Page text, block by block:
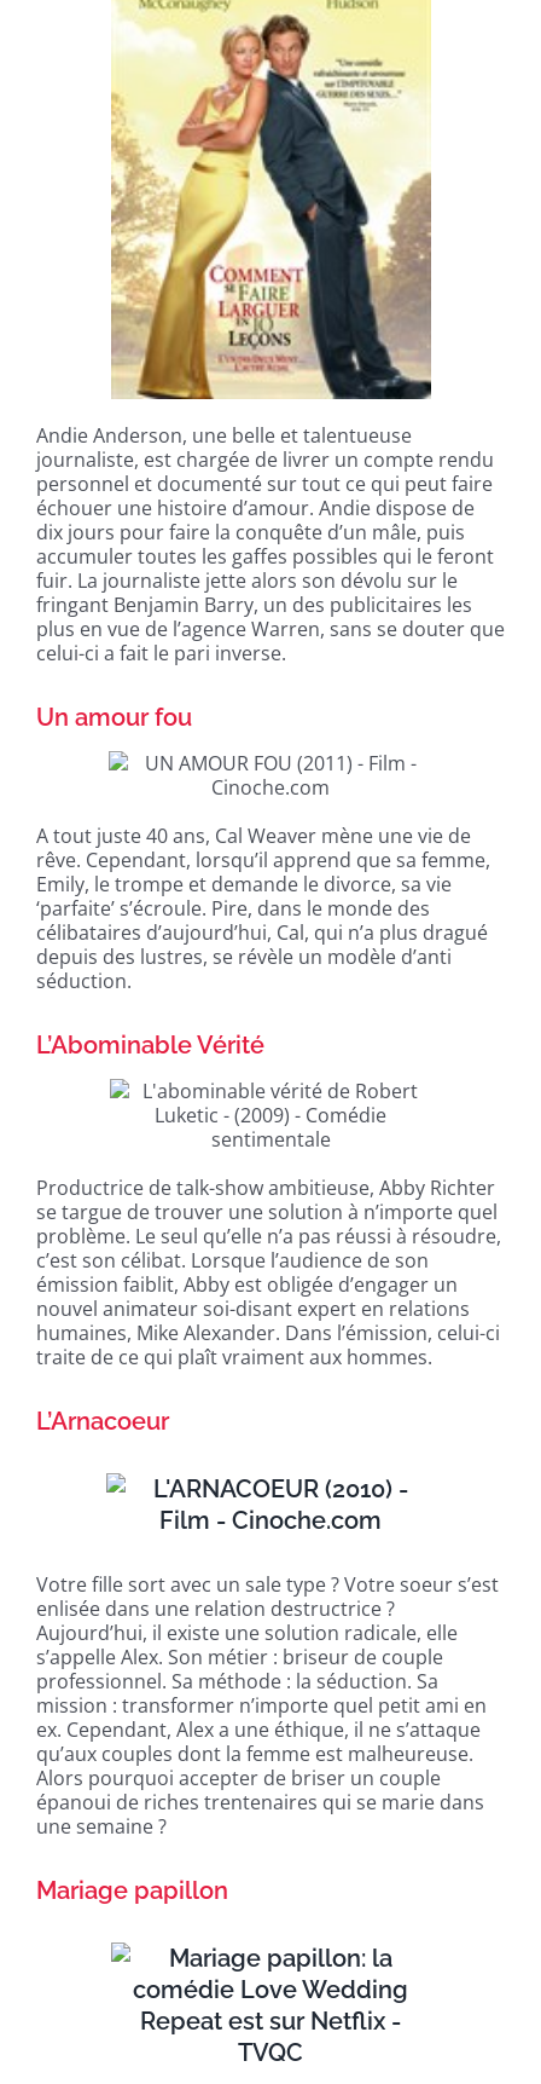
Andie Anderson, une belle et talentueuse
journaliste, est chargée de livrer un compte rendu
personnel et documenté sur tout ce qui peut faire
échouer une histoire d’amour. Andie dispose de
dix jours pour faire la conquête d’un mâle, puis
accumuler toutes les gaffes possibles qui le feront
fuir. La journaliste jette alors son dévolu sur le
fringant Benjamin Barry, un des publicitaires les
plus en vue de l’agence Warren, sans se douter que
celui-ci a fait le pari inverse.
Un amour fou
A tout juste 40 ans, Cal Weaver mène une vie de
rêve. Cependant, lorsqu’il apprend que sa femme,
Emily, le trompe et demande le divorce, sa vie
‘parfaite’ s’écroule. Pire, dans le monde des
célibataires d’aujourd’hui, Cal, qui n’a plus dragué
depuis des lustres, se révèle un modèle d’anti
séduction.
L’Abominable Vérité
Productrice de talk-show ambitieuse, Abby Richter
se targue de trouver une solution à n’importe quel
problème. Le seul qu’elle n’a pas réussi à résoudre,
c’est son célibat. Lorsque l’audience de son
émission faiblit, Abby est obligée d’engager un
nouvel animateur soi-disant expert en relations
humaines, Mike Alexander. Dans l’émission, celui-ci
traite de ce qui plaît vraiment aux hommes.
L’Arnacoeur
Votre fille sort avec un sale type ? Votre soeur s’est
enlisée dans une relation destructrice ?
Aujourd’hui, il existe une solution radicale, elle
s’appelle Alex. Son métier : briseur de couple
professionnel. Sa méthode : la séduction. Sa
mission : transformer n’importe quel petit ami en
ex. Cependant, Alex a une éthique, il ne s’attaque
qu’aux couples dont la femme est malheureuse.
Alors pourquoi accepter de briser un couple
épanoui de riches trentenaires qui se marie dans
une semaine ?
Mariage papillon